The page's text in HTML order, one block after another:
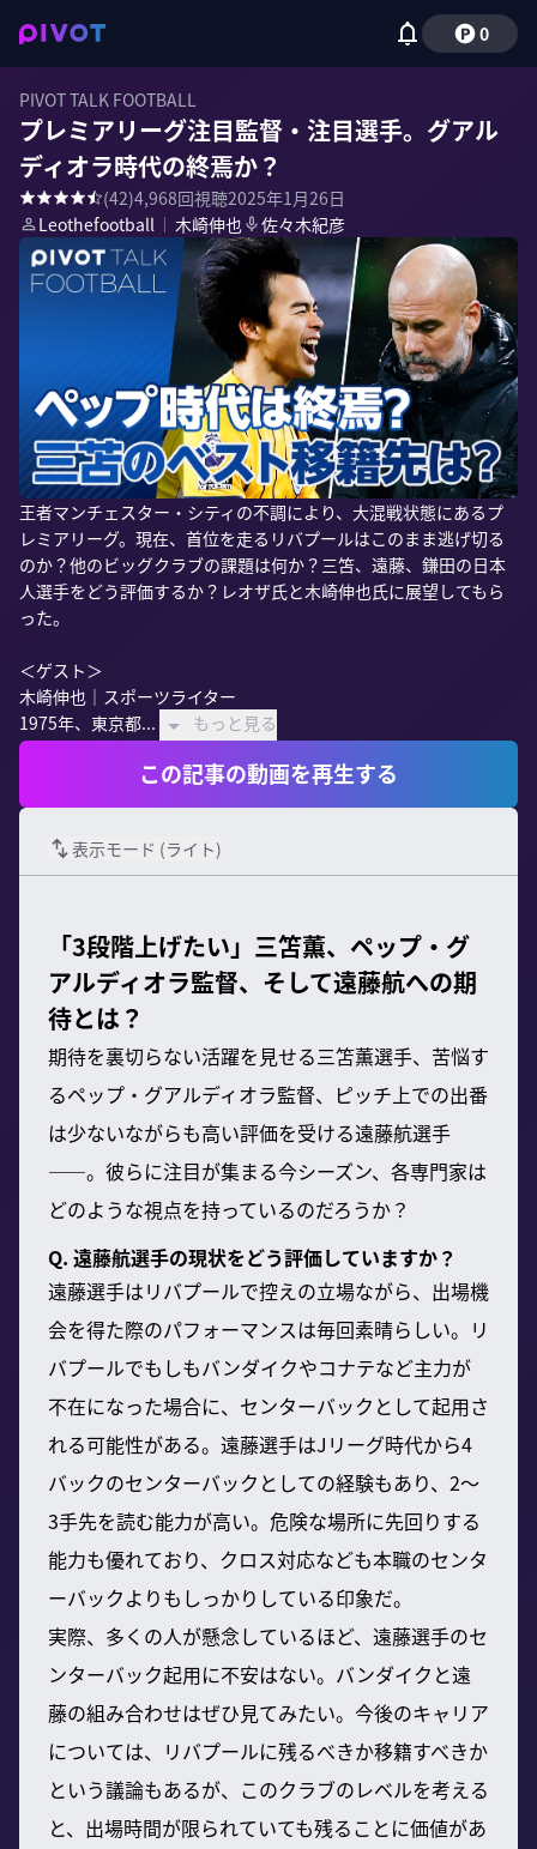
0
PIVOT TALK FOOTBALL
プレミアリーグ注目監督・注目選手。グアル
ディオラ時代の終焉か？
(42)4,968回視聴2025年1月26日
Leothefootball ｜ 木崎伸也 佐々木紀彦
王者マンチェスター・シティの不調により、大混戦状態にあるプ
レミアリーグ。現在、首位を走るリバプールはこのまま逃げ切る
のか？他のビッグクラブの課題は何か？三笘、遠藤、鎌田の日本
人選手をどう評価するか？レオザ氏と木崎伸也氏に展望してもら
った。
＜ゲスト＞
木崎伸也｜スポーツライター
1975年、東京都...
もっと見る
この記事の動画を再生する
表示モード (ライト)
「3段階上げたい」三笘薫、ペップ・グ
アルディオラ監督、そして遠藤航への期
待とは？
期待を裏切らない活躍を見せる三笘薫選手、苦悩す
るペップ・グアルディオラ監督、ピッチ上での出番
は少ないながらも高い評価を受ける遠藤航選手
——。彼らに注目が集まる今シーズン、各専門家は
どのような視点を持っているのだろうか？
Q. 遠藤航選手の現状をどう評価していますか？
遠藤選手はリバプールで控えの立場ながら、出場機
会を得た際のパフォーマンスは毎回素晴らしい。リ
バプールでもしもバンダイクやコナテなど主力が
不在になった場合に、センターバックとして起用さ
れる可能性がある。遠藤選手はJリーグ時代から4
バックのセンターバックとしての経験もあり、2～
3手先を読む能力が高い。危険な場所に先回りする
能力も優れており、クロス対応なども本職のセンタ
ーバックよりもしっかりしている印象だ。
実際、多くの人が懸念しているほど、遠藤選手のセ
ンターバック起用に不安はない。バンダイクと遠
藤の組み合わせはぜひ見てみたい。今後のキャリア
については、リバプールに残るべきか移籍すべきか
という議論もあるが、このクラブのレベルを考える
と、出場時間が限られていても残ることに価値があ